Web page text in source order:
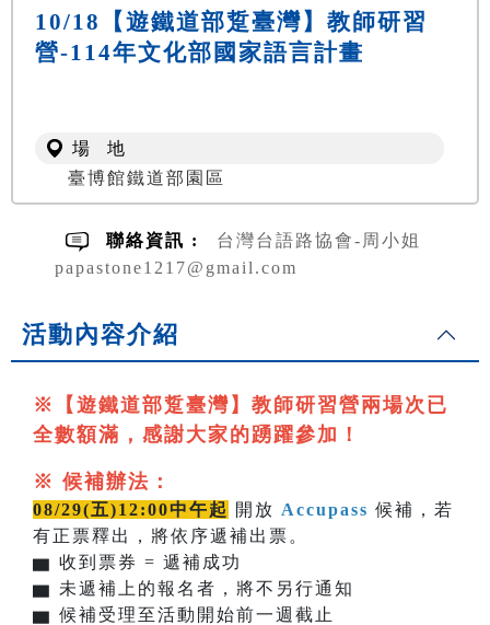
10/18【遊鐵道部踅臺灣】教師研習
營-114年文化部國家語言計畫
場 地
臺博館鐵道部園區
聯絡資訊 :
台灣台語路協會-周小姐
papastone1217@gmail.com
活動內容介紹
※【遊鐵道部踅臺灣】教師研習營兩場次已
全數額滿，感謝大家的踴躍參加！
※ 候補辦法：
08/29(五)12:00中午起 開放 Accupass 候補，若
有正票釋出，將依序遞補出票。
▆ 收到票券 = 遞補成功
▆ 未遞補上的報名者，將不另行通知
▆ 候補受理至活動開始前一週截止